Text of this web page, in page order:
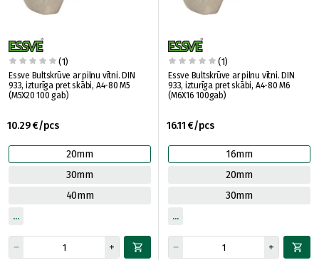
(1)
Essve Bultskrūve ar pilnu vītni. DIN
933, izturīga pret skābi, A4-80 M5
(M5X20 100 gab)
10.29 €/pcs
20mm
30mm
40mm
(1)
Essve Bultskrūve ar pilnu vītni. DIN
933, izturīga pret skābi, A4-80 M6
(M6X16 100gab)
16.11 €/pcs
16mm
20mm
30mm